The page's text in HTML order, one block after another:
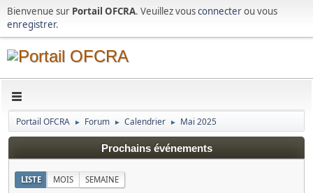
Bienvenue sur Portail OFCRA. Veuillez vousconnecterou vous
enregistrer.
Portail OFCRA ► Forum ► Calendrier ► Mai 2025
Prochains événements
LISTE MOIS SEMAINE